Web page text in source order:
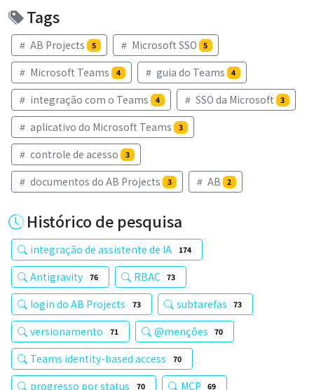
Tags
AB Projects 5 Microsoft SSO 5
Microsoft Teams 4 guia do Teams 4
integração com o Teams 4 SSO da Microsoft 3
aplicativo do Microsoft Teams 3
controle de acesso 3
documentos do AB Projects 3 AB 2
Histórico de pesquisa
integração de assistente de IA 174
Antigravity 76 RBAC 73
login do AB Projects 73 subtarefas 73
versionamento 71 @menções 70
Teams identity-based access 70
progresso por status 70 MCP 69